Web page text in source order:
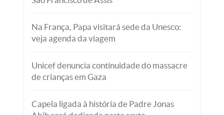
Na França, Papa visitará sede da Unesco:
veja agenda da viagem
Unicef denuncia continuidade do massacre
de crianças em Gaza
Capela ligada à história de Padre Jonas